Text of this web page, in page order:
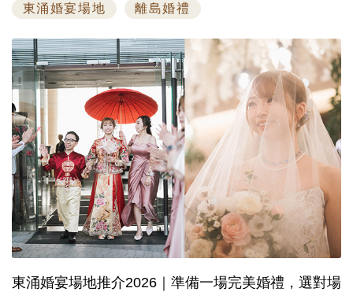
東涌婚宴場地
離島婚禮
東涌婚宴場地推介2026｜準備一場完美婚禮，選對場